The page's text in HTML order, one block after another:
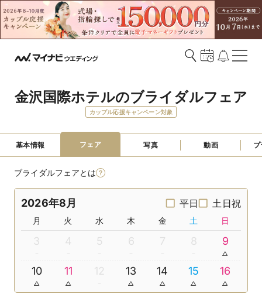
金沢国際ホテルのブライダルフェア
カップル応援キャンペーン対象
基本情報 フェア 写真 動画
ブライダルフェアとは
2026年8月 平日 土日祝
月 火 水 木 金 土 日
3 4 5 6 7 8 9
10 11 12 13 14 15 16